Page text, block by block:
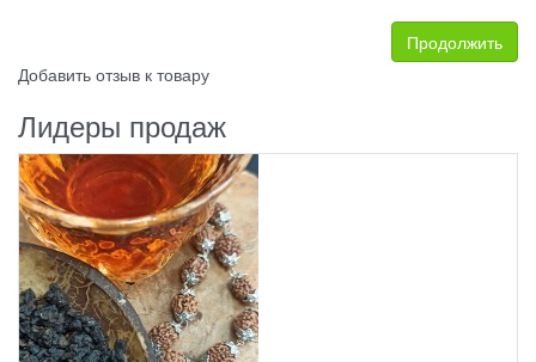
Продолжить
Добавить отзыв к товару
Лидеры продаж